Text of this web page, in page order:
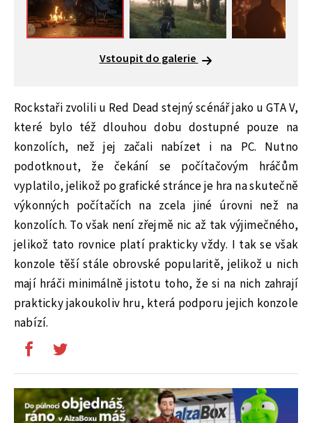
Vstoupit do galerie
Rockstaři zvolili u Red Dead stejný scénář jako u GTA V,
které bylo též dlouhou dobu dostupné pouze na
konzolích, než jej začali nabízet i na PC. Nutno
podotknout, že čekání se počítačovým hráčům
vyplatilo, jelikož po grafické stránce je hra na skutečně
výkonných počítačích na zcela jiné úrovni než na
konzolích. To však není zřejmě nic až tak výjimečného,
jelikož tato rovnice platí prakticky vždy. I tak se však
konzole těší stále obrovské popularitě, jelikož u nich
mají hráči minimálně jistotu toho, že si na nich zahrají
prakticky jakoukoliv hru, která podporu jejich konzole
nabízí.